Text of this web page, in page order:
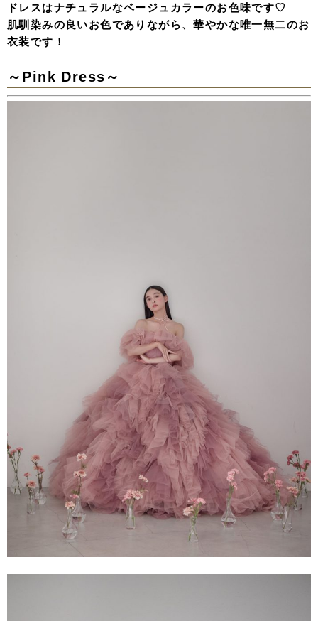
ドレスはナチュラルなベージュカラーのお色味です♡
肌馴染みの良いお色でありながら、華やかな唯一無二のお
衣装です！
～Pink Dress～